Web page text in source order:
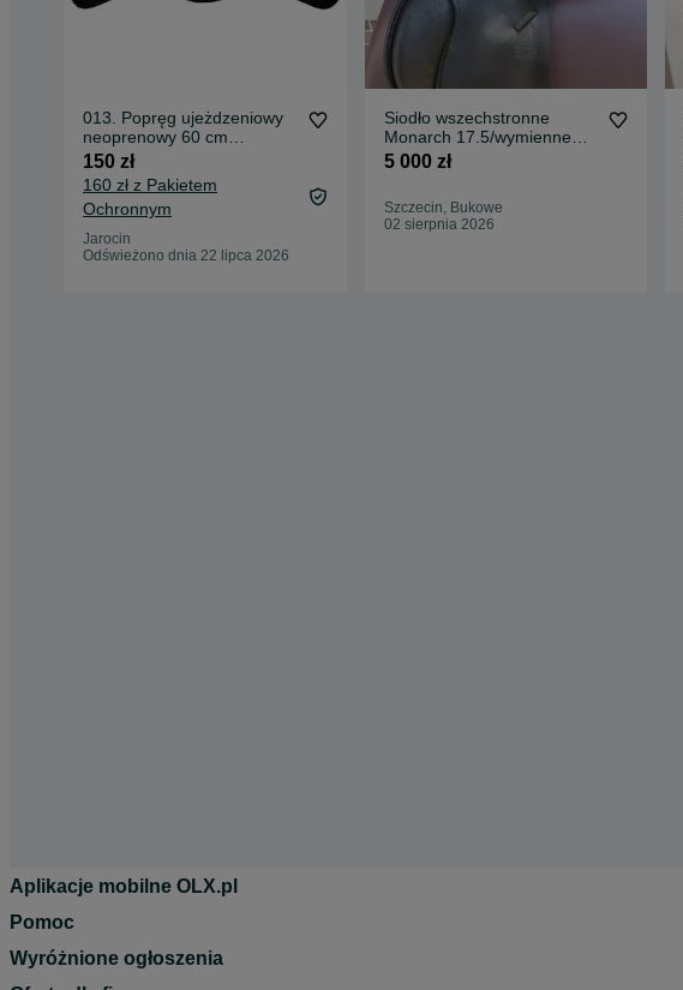
013. Popręg ujeżdzeniowy
neoprenowy 60 cm
Showmaster Memory Foam
150 zł
160 zł z Pakietem
Ochronnym
Jarocin
Odświeżono dnia 22 lipca 2026
Siodło wszechstronne
Monarch 17.5/wymienne
łęki
5 000 zł
Szczecin, Bukowe
02 sierpnia 2026
Aplikacje mobilne OLX.pl
Pomoc
Wyróżnione ogłoszenia